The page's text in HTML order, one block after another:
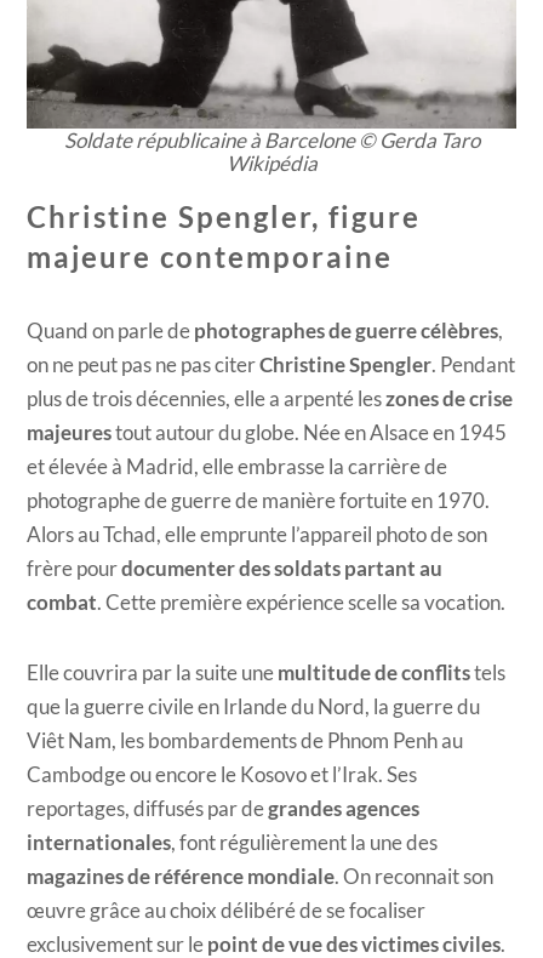
Soldate républicaine à Barcelone © Gerda Taro
Wikipédia​
Christine Spengler, figure
majeure contemporaine
Quand on parle de photographes de guerre célèbres,
on ne peut pas ne pas citerChristine Spengler. Pendant
plus de trois décennies, elle a arpenté leszones de crise
majeurestout autour du globe. Née en Alsace en 1945
et élevée à Madrid, elle embrasse la carrière de
photographe de guerre de manière fortuite en 1970.
Alors au Tchad, elle emprunte l’appareil photo de son
frère pourdocumenter des soldats partant au
combat. Cette première expérience scelle sa vocation.
Elle couvrira par la suite une multitude de conflitstels
que la guerre civile en Irlande du Nord, la guerre du
Viêt Nam, les bombardements de Phnom Penh au
Cambodge ou encore le Kosovo et l’Irak. Ses
reportages, diffusés par degrandes agences
internationales, font régulièrement la une des
magazines de référence mondiale. On reconnait son
œuvre grâce au choix délibéré de se focaliser
exclusivement sur le point de vue des victimes civiles.